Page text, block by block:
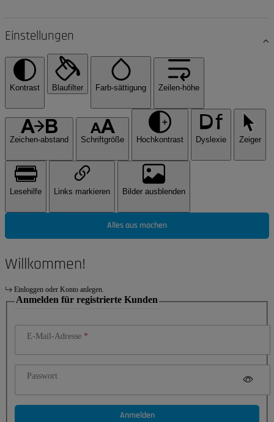
Einstellungen
Kontrast Blaufilter Farb-sättigung Zeilen-höhe
Zeichen-abstand Schriftgröße Hochkontrast Dyslexie Zeiger
Lesehilfe Links markieren Bilder ausblenden
Alles aus machen
Willkommen!
Einloggen oder Konto anlegen.
Anmelden für registrierte Kunden
E-Mail-Adresse
Passwort
Anmelden